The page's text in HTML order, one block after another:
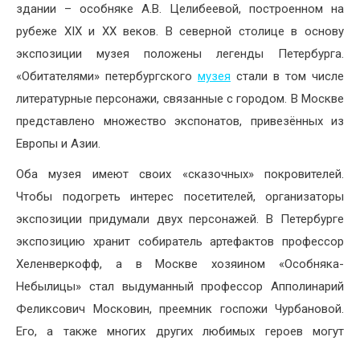
здании – особняке А.В. Целибеевой, построенном на
рубеже XIX и XX веков. В северной столице в основу
экспозиции музея положены легенды Петербурга.
«Обитателями» петербургского музея стали в том числе
литературные персонажи, связанные с городом. В Москве
представлено множество экспонатов, привезённых из
Европы и Азии.
Оба музея имеют своих «сказочных» покровителей.
Чтобы подогреть интерес посетителей, организаторы
экспозиции придумали двух персонажей. В Петербурге
экспозицию хранит собиратель артефактов профессор
Хеленверкофф, а в Москве хозяином «Особняка-
Небылицы» стал выдуманный профессор Апполинарий
Феликсович Московин, преемник госпожи Чурбановой.
Его, а также многих других любимых героев могут